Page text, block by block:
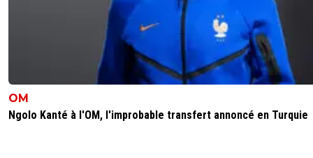
OM
Ngolo Kanté à l'OM, l'improbable transfert annoncé en Turquie